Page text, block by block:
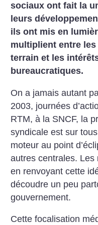
sociaux ont fait la
leurs
ils ont mis en
multiplient entre
terrain et les
bureaucratiques.
On a jamais autant
2003, journées
RTM, à la SNCF, la
syndicale est sur
moteur au point
autres centrales. Les
en renvoyant cette
découdre un peu
gouvernement.
Cette focalisation